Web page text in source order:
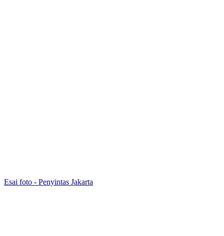
Esai foto - Penyintas Jakarta